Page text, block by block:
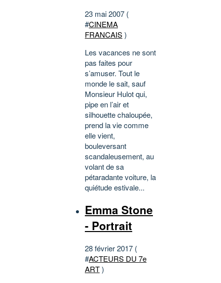
23 mai 2007 (
#CINEMA
FRANCAIS)
Les vacances ne sont
pas faites pour
s’amuser. Tout le
monde le sait, sauf
Monsieur Hulot qui,
pipe en l’air et
silhouette chaloupée,
prend la vie comme
elle vient,
bouleversant
scandaleusement, au
volant de sa
pétaradante voiture, la
quiétude estivale...
Emma Stone
- Portrait
28 février 2017 (
#ACTEURS DU 7e
ART)